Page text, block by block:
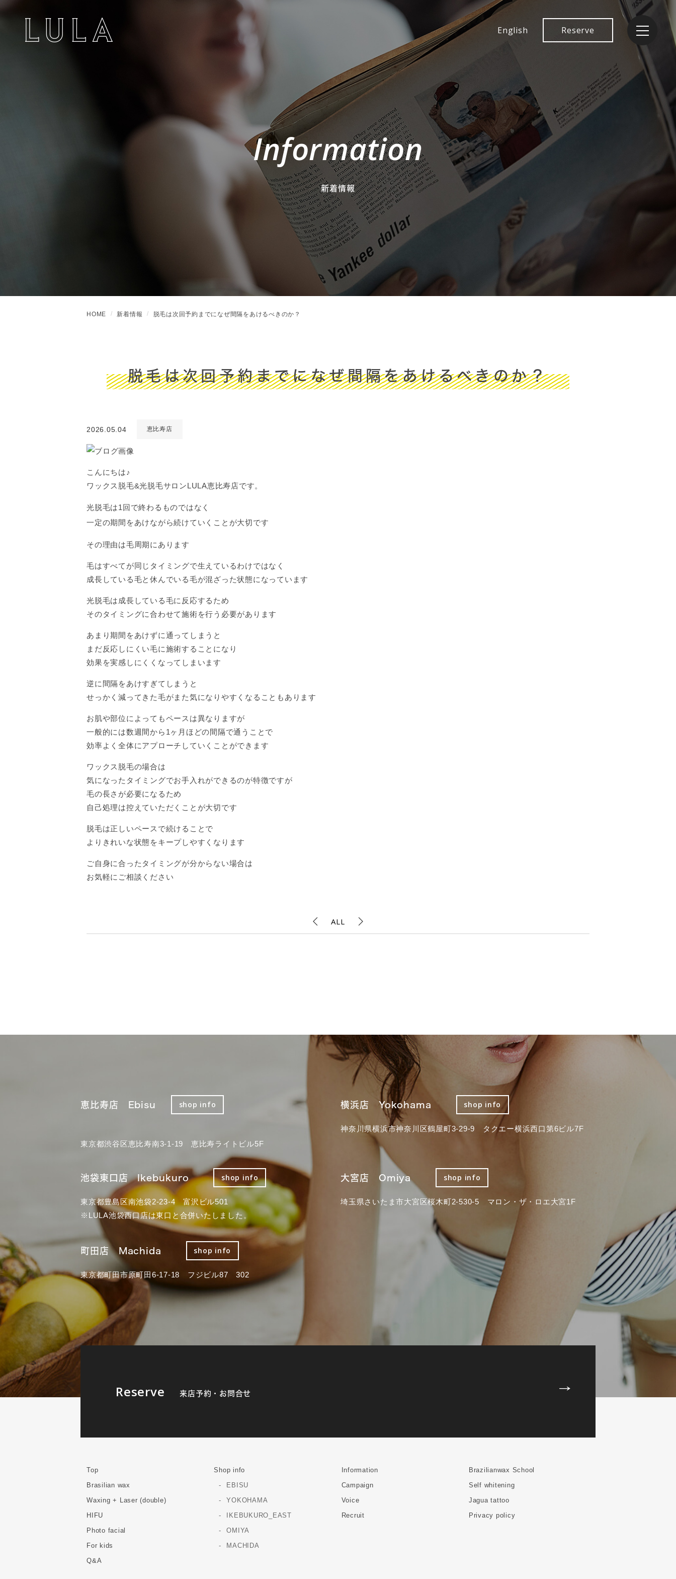
English Reserve
Information
新着情報
HOME 新着情報 脱毛は次回予約までになぜ間隔をあけるべきのか？
脱毛は次回予約までになぜ間隔をあけるべきのか？
2026.05.04 恵比寿店
こんにちは♪
ワックス脱毛&光脱毛サロンLULA恵比寿店です。
光脱毛は1回で終わるものではなく
一定の期間をあけながら続けていくことが大切です
その理由は毛周期にあります
毛はすべてが同じタイミングで生えているわけではなく
成長している毛と休んでいる毛が混ざった状態になっています
光脱毛は成長している毛に反応するため
そのタイミングに合わせて施術を行う必要があります
あまり期間をあけずに通ってしまうと
まだ反応しにくい毛に施術することになり
効果を実感しにくくなってしまいます
逆に間隔をあけすぎてしまうと
せっかく減ってきた毛がまた気になりやすくなることもあります
お肌や部位によってもペースは異なりますが
一般的には数週間から1ヶ月ほどの間隔で通うことで
効率よく全体にアプローチしていくことができます
ワックス脱毛の場合は
気になったタイミングでお手入れができるのが特徴ですが
毛の長さが必要になるため
自己処理は控えていただくことが大切です
脱毛は正しいペースで続けることで
よりきれいな状態をキープしやすくなります
ご自身に合ったタイミングが分からない場合は
お気軽にご相談ください
ALL
恵比寿店 Ebisu shop info
東京都渋谷区恵比寿南3-1-19 恵比寿ライトビル5F
横浜店 Yokohama shop info
神奈川県横浜市神奈川区鶴屋町3-29-9 タクエー横浜西口第6ビル7F
池袋東口店 Ikebukuro shop info
東京都豊島区南池袋2-23-4 富沢ビル501
※LULA池袋西口店は東口と合併いたしました。
大宮店 Omiya shop info
埼玉県さいたま市大宮区桜木町2-530-5 マロン・ザ・ロエ大宮1F
町田店 Machida shop info
東京都町田市原町田6-17-18 フジビル87 302
Reserve 来店予約・お問合せ
Top
Brasilian wax
Waxing + Laser (double)
HIFU
Photo facial
For kids
Q&A
Shop info
EBISU
YOKOHAMA
IKEBUKURO_EAST
OMIYA
MACHIDA
Information
Campaign
Voice
Recruit
Brazilianwax School
Self whitening
Jagua tattoo
Privacy policy